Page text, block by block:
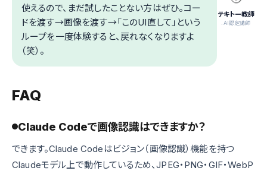
テキトー教師
.AI認定講師
使えるので、まだ試したことない方はぜひ。コー
ドを渡す→画像を渡す→「このUI直して」という
ループを一度体験すると、戻れなくなりますよ
（笑）。
FAQ
Claude Codeで画像認識はできますか？
できます。Claude Codeはビジョン（画像認識）機能を持つ
Claudeモデル上で動作しているため、JPEG・PNG・GIF・WebP